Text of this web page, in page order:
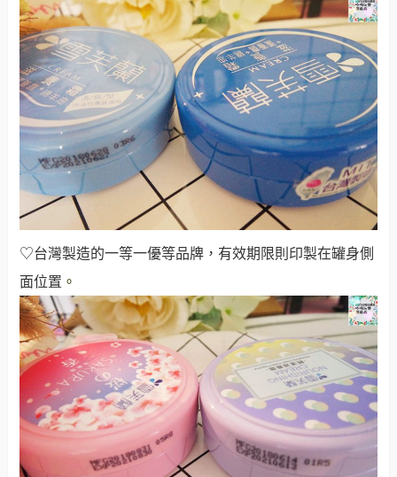
♡台灣製造的一等一優等品牌，有效期限則印製在罐身側
面位置 。